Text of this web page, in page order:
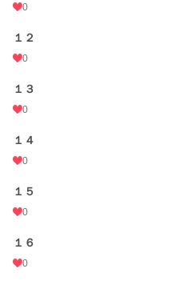
0
１２
0
１３
0
１４
0
１５
0
１６
0